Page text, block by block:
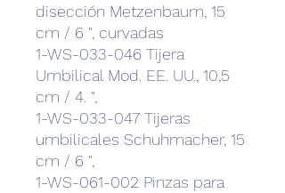
disección Metzenbaum, 15
cm / 6 ", curvadas
1-WS-033-046 Tijera
Umbilical Mod. EE. UU., 10,5
cm / 4. ",
1-WS-033-047 Tijeras
umbilicales Schuhmacher, 15
cm / 6 ",
1-WS-061-002 Pinzas para